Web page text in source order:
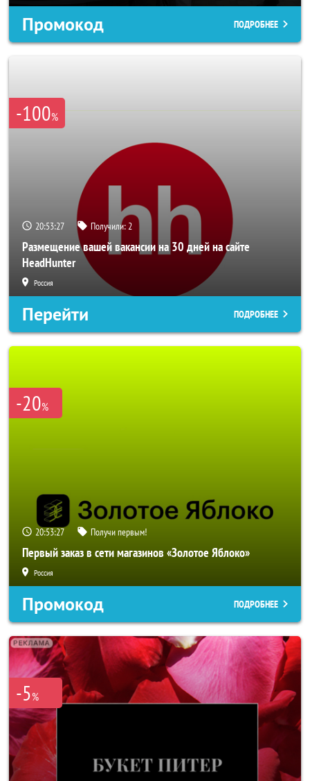
Промокод ПОДРОБНЕЕ
-100%
20:53:25 Получили:2
Размещение вашей вакансии на 30 дней на сайте
HeadHunter
Россия
Перейти ПОДРОБНЕЕ
-20%
20:53:25 Получи первым!
Первый заказ в сети магазинов «Золотое Яблоко»
Россия
Промокод ПОДРОБНЕЕ
-5%